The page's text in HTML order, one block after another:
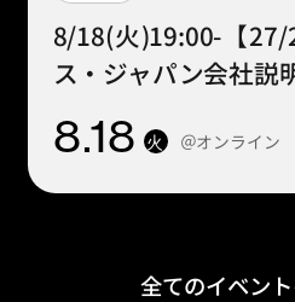
8/18(火)19:00-【
ス・ジャパン会社説
8.18 火 ＠オンライン
全てのイベン